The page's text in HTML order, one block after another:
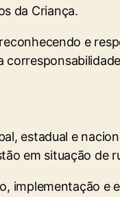
da Criança.
e
estadual e
em situação de
implementação e